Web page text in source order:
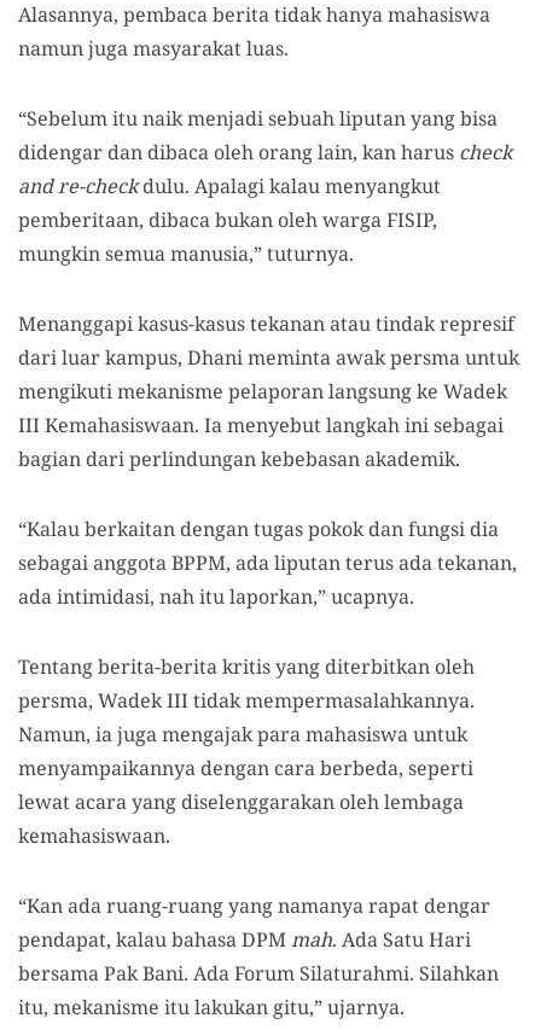
Alasannya, pembaca berita tidak hanya mahasiswa
namun juga masyarakat luas.
“Sebelum itu naik menjadi sebuah liputan yang bisa
didengar dan dibaca oleh orang lain, kan harus check
and re-checkdulu. Apalagi kalau menyangkut
pemberitaan, dibaca bukan oleh warga FISIP,
mungkin semua manusia,” tuturnya.
Menanggapi kasus-kasus tekanan atau tindak represif
dari luar kampus, Dhani meminta awak persma untuk
mengikuti mekanisme pelaporan langsung ke Wadek
III Kemahasiswaan. Ia menyebut langkah ini sebagai
bagian dari perlindungan kebebasan akademik.
“Kalau berkaitan dengan tugas pokok dan fungsi dia
sebagai anggota BPPM, ada liputan terus ada tekanan,
ada intimidasi, nah itu laporkan,” ucapnya.
Tentang berita-berita kritis yang diterbitkan oleh
persma, Wadek III tidak mempermasalahkannya.
Namun, ia juga mengajak para mahasiswa untuk
menyampaikannya dengan cara berbeda, seperti
lewat acara yang diselenggarakan oleh lembaga
kemahasiswaan.
“Kan ada ruang-ruang yang namanya rapat dengar
pendapat, kalau bahasa DPMmah. Ada Satu Hari
bersama Pak Bani. Ada Forum Silaturahmi. Silahkan
itu, mekanisme itu lakukan gitu,” ujarnya.